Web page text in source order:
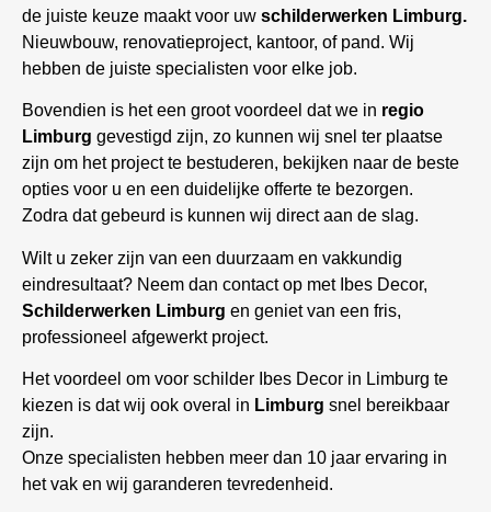
de juiste keuze maakt voor uw schilderwerken Limburg.
Nieuwbouw, renovatieproject, kantoor, of pand. Wij
hebben de juiste specialisten voor elke job.
Bovendien is het een groot voordeel dat we in regio
Limburg gevestigd zijn, zo kunnen wij snel ter plaatse
zijn om het project te bestuderen, bekijken naar de beste
opties voor u en een duidelijke offerte te bezorgen.
Zodra dat gebeurd is kunnen wij direct aan de slag.
Wilt u zeker zijn van een duurzaam en vakkundig
eindresultaat? Neem dan contact op met Ibes Decor,
Schilderwerken Limburg en geniet van een fris,
professioneel afgewerkt project.
Het voordeel om voor schilder Ibes Decor in Limburg te
kiezen is dat wij ook overal in Limburg snel bereikbaar
zijn.
Onze specialisten hebben meer dan 10 jaar ervaring in
het vak en wij garanderen tevredenheid.